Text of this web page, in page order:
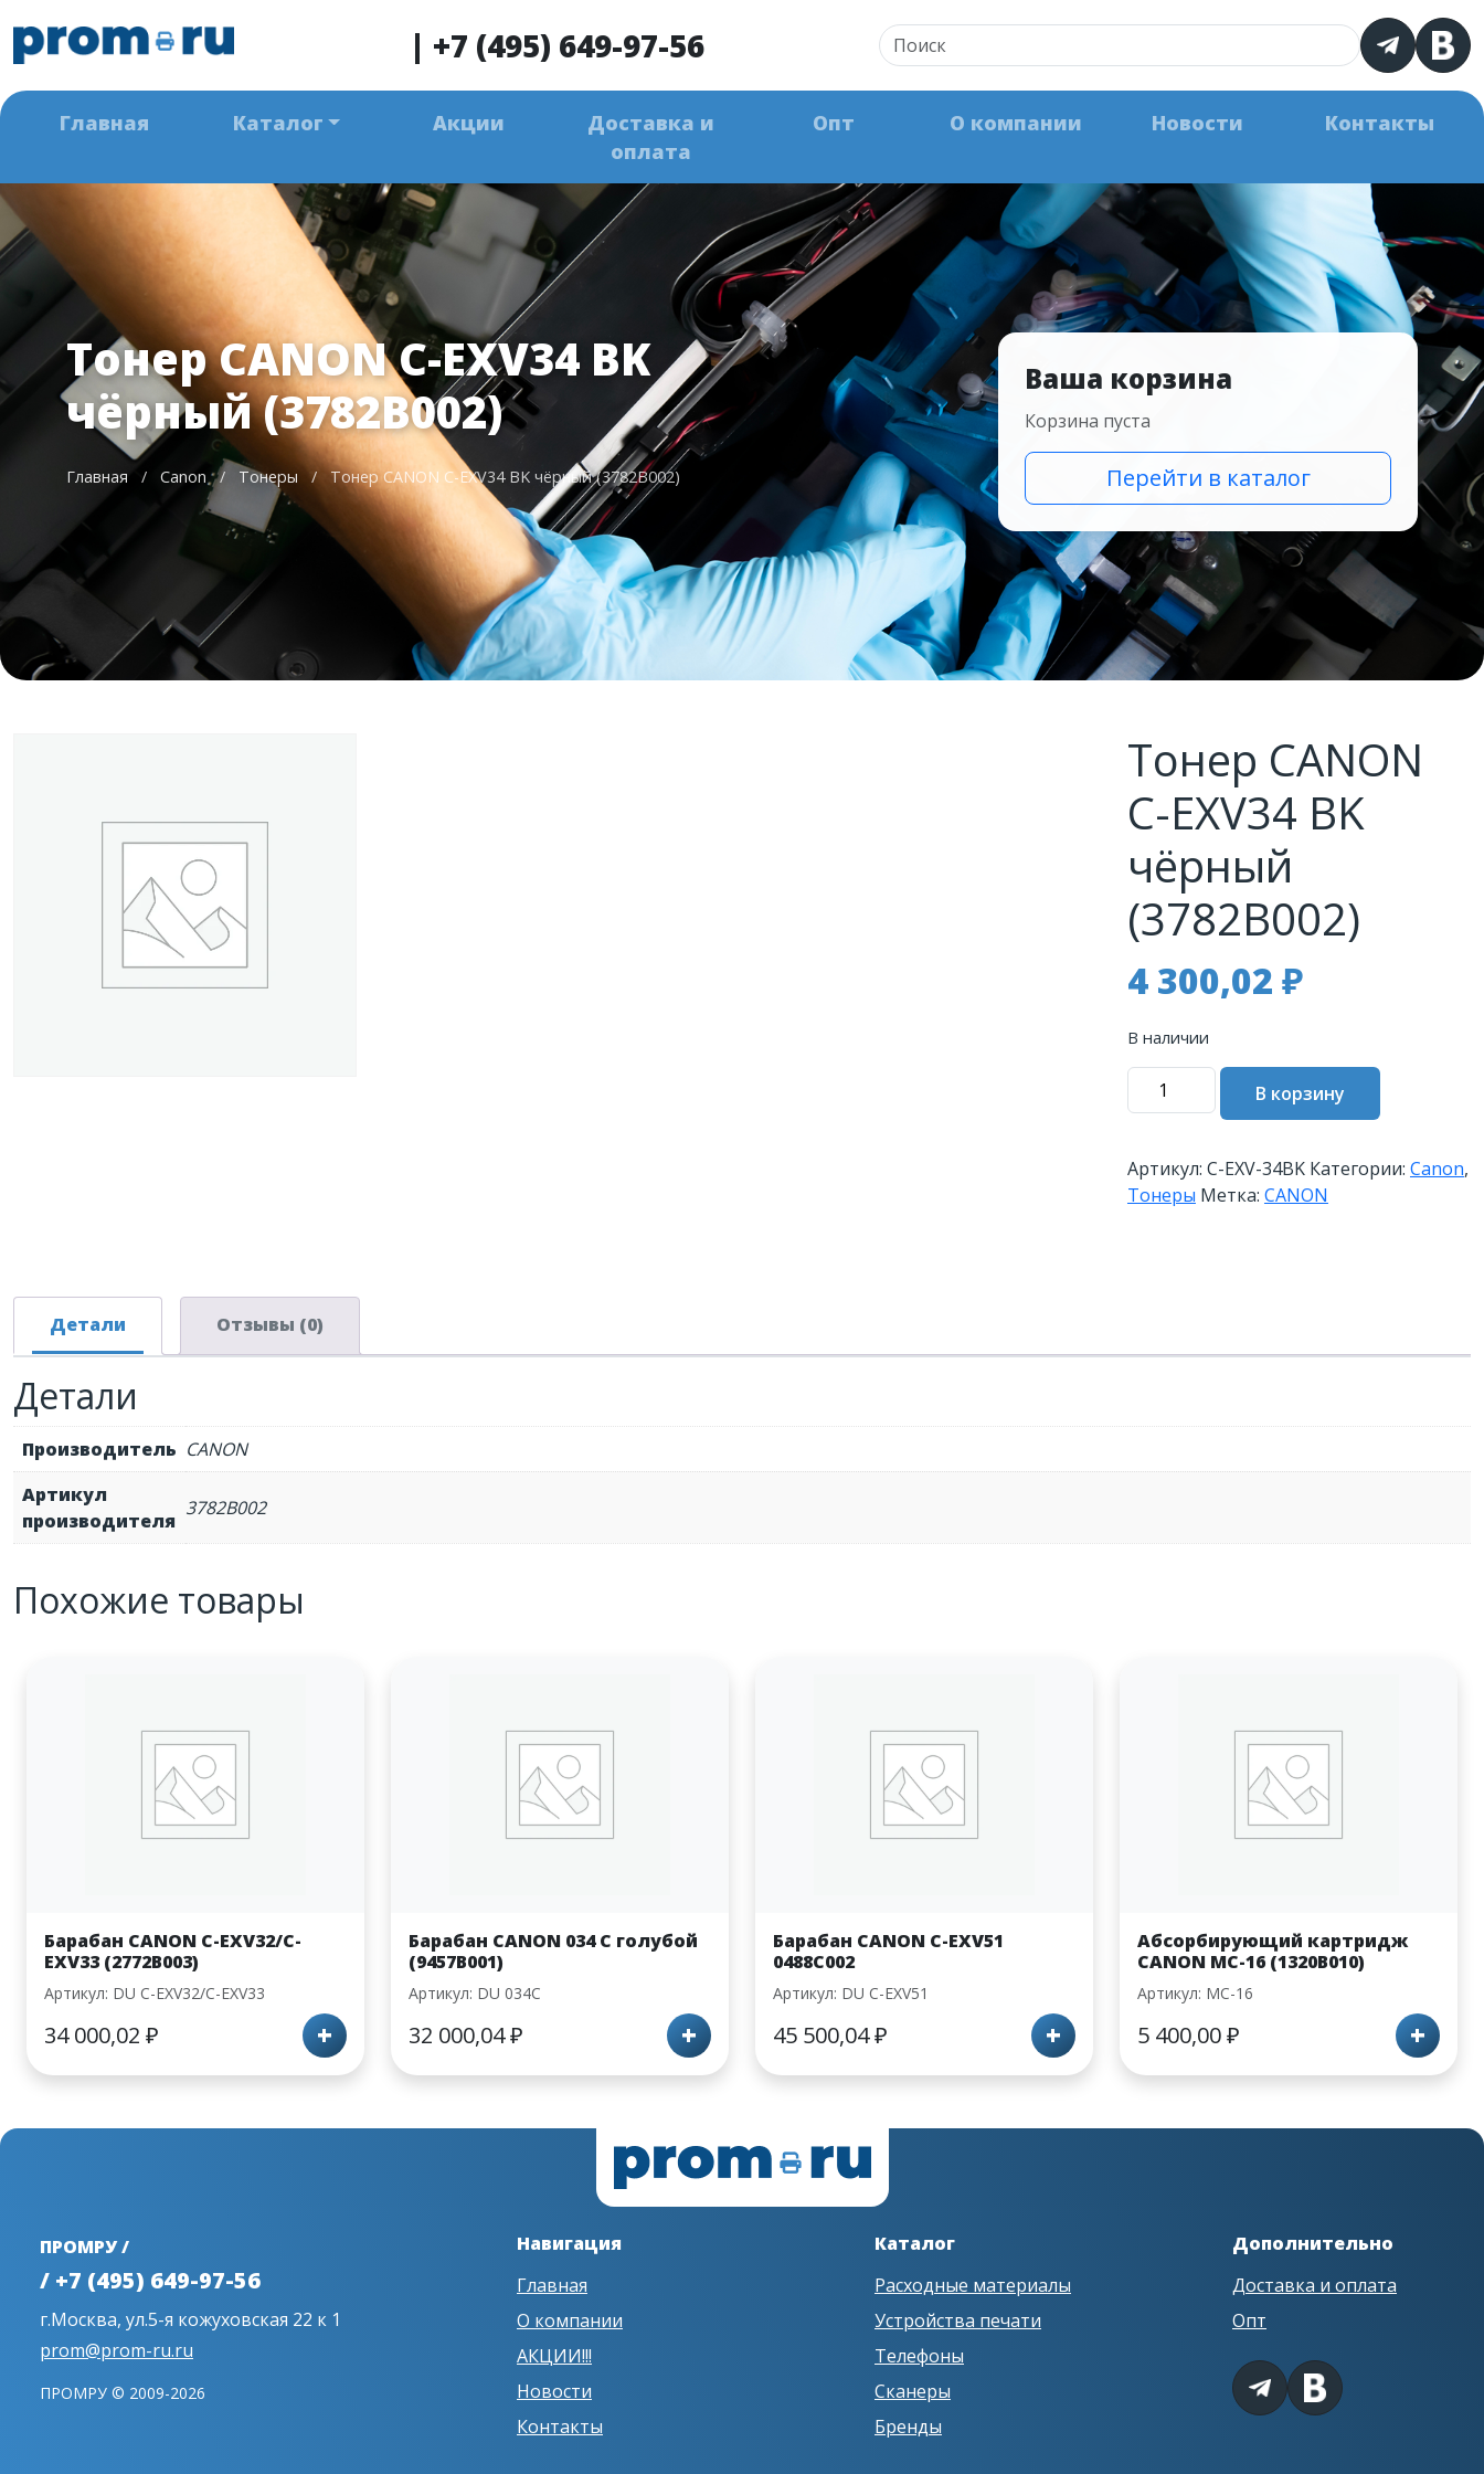
| +7 (495) 649-97-56
Главная Каталог Акции
Доставка и
оплата
Опт О компании Новости Контакты
Тонер CANON C-EXV34 BK
чёрный (3782B002)
Главная / Canon / Тонеры / Тонер CANON C-EXV34 BK чёрный (3782B002)
Ваша корзина
Корзина пуста
Перейти в каталог
Тонер CANON
C-EXV34 BK
чёрный
(3782B002)
4 300,02 ₽
В наличии
Количество
товара
CANON
C-
EXV34
В корзину
Артикул: C-EXV-34BK Категории: Canon,
Тонеры Метка: CANON
Детали Отзывы (0)
Детали
Производитель CANON
Артикул
производителя
3782B002
Похожие товары
Барабан CANON С-EXV32/C-
EXV33 (2772B003)
Артикул: DU C-EXV32/C-EXV33
34 000,02 ₽ +
Барабан CANON 034 C голубой
(9457B001)
Артикул: DU 034C
32 000,04₽ +
Барабан CANON С-EXV51
0488C002
Артикул: DU С-EXV51
45 500,04₽ +
Абсорбирующий картридж
CANON MC-16 (1320B010)
Артикул: MC-16
5 400,00₽ +
ПРОМРУ /
/ +7 (495) 649-97-56
г.Москва, ул.5-я кожуховская 22 к 1
prom@prom-ru.ru
ПРОМРУ © 2009-2026
Навигация
Главная
О компании
АКЦИИ!!!
Новости
Контакты
Каталог
Расходные материалы
Устройства печати
Телефоны
Сканеры
Бренды
Дополнительно
Доставка и оплата
Опт